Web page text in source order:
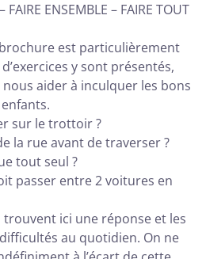
FAIRE ENSEMBLE – FAIRE TOUT
est particulièrement
y sont présentés,
nous aider à inculquer les bons
sur le trottoir ?
la rue avant de traverser ?
tout seul ?
passer entre 2 voitures en
ici une réponse et les
au quotidien. On ne